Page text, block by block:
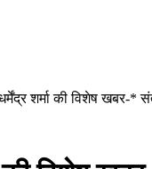
शर्मा की विशेष खबर-*